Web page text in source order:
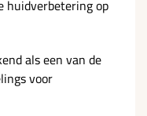
huidverbetering op
als een van de
voor